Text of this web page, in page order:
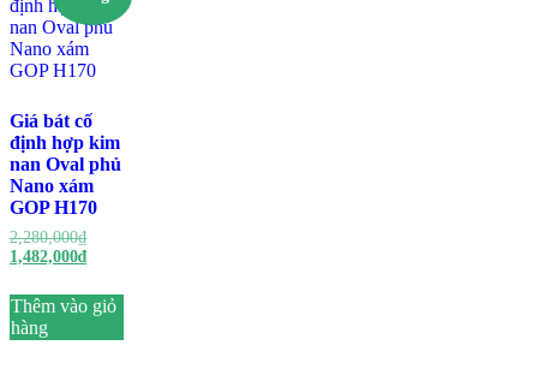
Giá bát cố
định hợp kim
nan Oval phủ
Nano xám
GOP H170
2,280,000₫Giá
gốc
2,280,000₫.
1,482,000₫Giá
tại
là:
Thêm vào giỏ
hàng